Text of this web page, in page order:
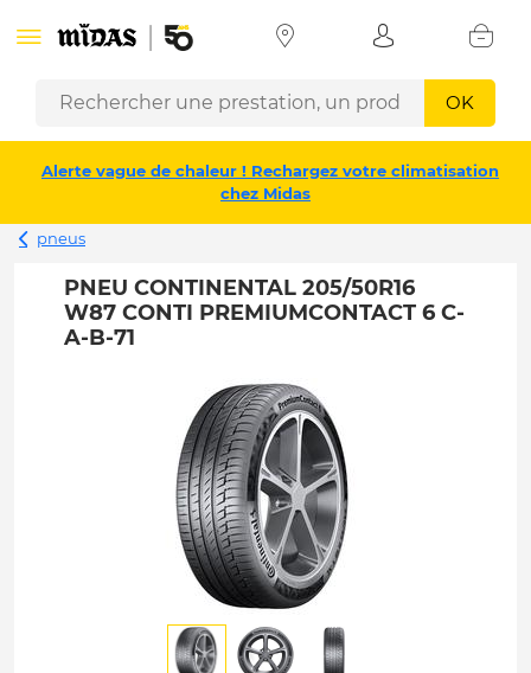
OK
Alerte vague de chaleur ! Rechargez votre climatisation
chez Midas
pneus
PNEU CONTINENTAL 205/50R16
W87 CONTI PREMIUMCONTACT 6 C-
A-B-71